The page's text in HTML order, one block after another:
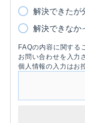
解決できたが
解決できなか
FAQの内容に関する
お問い合わせを入力
個人情報の入力はお